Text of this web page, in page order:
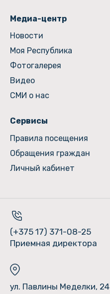
Медиа-центр
Новости
Моя Республика
Фотогалерея
Видео
СМИ о нас
Сервисы
Правила посещения
Обращения граждан
Личный кабинет
(+375 17) 371-08-25
Приемная директора
ул. Павлины Меделки, 24